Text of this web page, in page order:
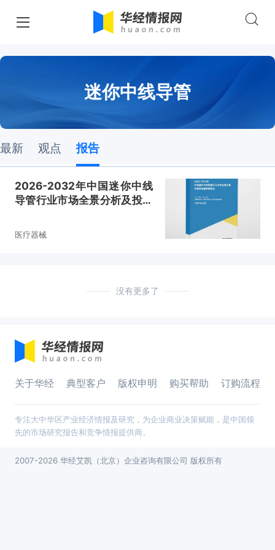
迷你中线导管
最新 观点 报告
2026-2032年中国迷你中线
导管行业市场全景分析及投资
医疗器械
没有更多了
关于华经 典型客户 版权申明 购买帮助 订购流程
专注大中华区产业经济情报及研究，为企业商业决策赋能，是中国领
先的市场研究报告和竞争情报提供商。
2007-2026 华经艾凯（北京）企业咨询有限公司 版权所有